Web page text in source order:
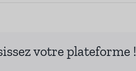
votre plateforme !